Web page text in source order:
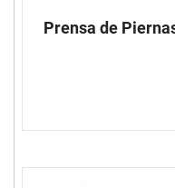
Prensa de